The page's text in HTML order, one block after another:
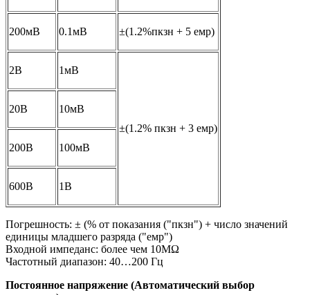
200мВ 0.1мВ ±(1.2%пкзн + 5 емр)
2В 1мВ
±(1.2% пкзн + 3 емр)
20В 10мВ
200В 100мВ
600В 1В
Погрешность: ± (% от показания ("пкзн") + число значений
единицы младшего разряда ("емр")
Входной импеданс: более чем 10MΩ
Частотный диапазон: 40…200 Гц
Постоянное напряжение (Автоматический выбор